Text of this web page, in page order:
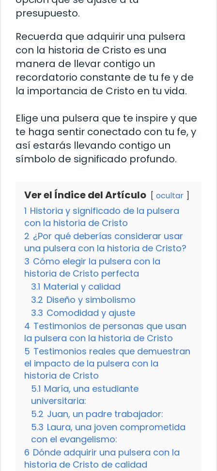
presupuesto.
Recuerda que adquirir una pulsera
con la historia de Cristo es una
manera de llevar contigo un
recordatorio constante de tu fe y de
la importancia de Cristo en tu vida.
Elige una pulsera que te inspire y que
te haga sentir conectado con tu fe, y
así estarás llevando contigo un
símbolo de significado profundo.
Ver el Índice del Artículo ocultar
1 Historia y significado de la pulsera
con la historia de Cristo
2 ¿Por qué deberías considerar usar
una pulsera con la historia de Cristo?
3 Cómo elegir la pulsera con la
historia de Cristo perfecta
3.1 Material y calidad
3.2 Diseño y simbolismo
3.3 Comodidad y ajuste
4 Testimonios de personas que usan
la pulsera con la historia de Cristo
5 Testimonios reales que demuestran
el impacto de la pulsera con la
historia de Cristo
5.1 María, una estudiante
universitaria:
5.2 Juan, un padre trabajador:
5.3 Laura, una joven comprometida
con el evangelismo:
6 Dónde adquirir una pulsera con la
historia de Cristo de calidad